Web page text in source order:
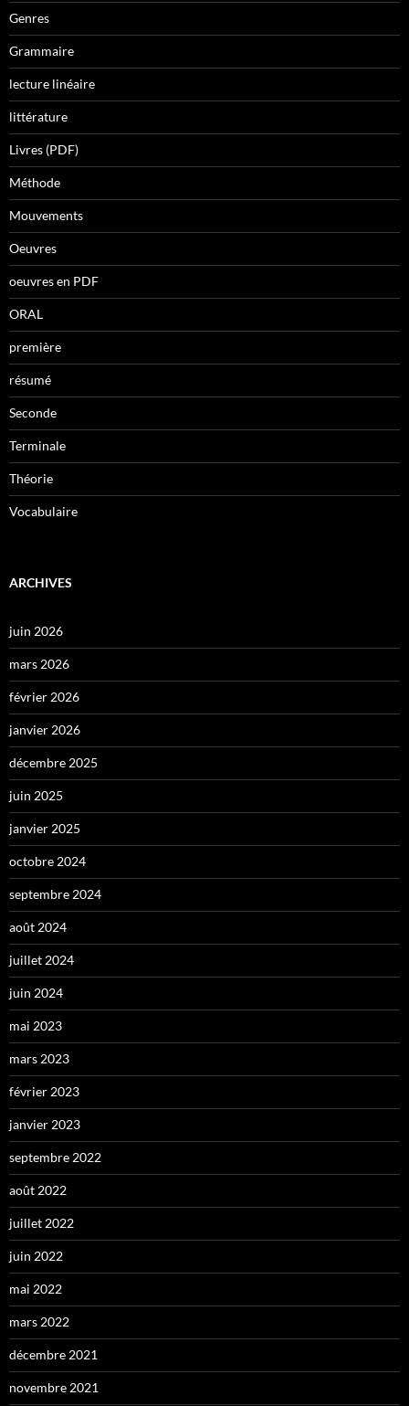
Genres
Grammaire
lecture linéaire
littérature
Livres (PDF)
Méthode
Mouvements
Oeuvres
oeuvres en PDF
ORAL
première
résumé
Seconde
Terminale
Théorie
Vocabulaire
ARCHIVES
juin 2026
mars 2026
février 2026
janvier 2026
décembre 2025
juin 2025
janvier 2025
octobre 2024
septembre 2024
août 2024
juillet 2024
juin 2024
mai 2023
mars 2023
février 2023
janvier 2023
septembre 2022
août 2022
juillet 2022
juin 2022
mai 2022
mars 2022
décembre 2021
novembre 2021